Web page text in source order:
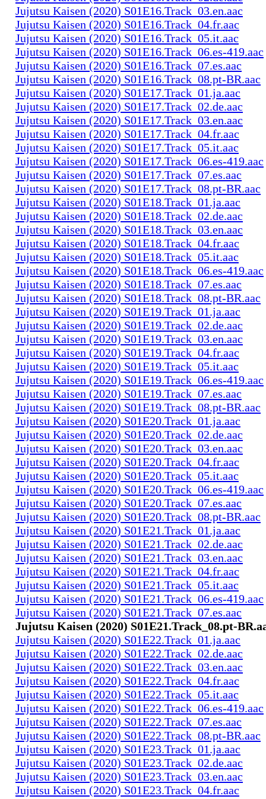
Jujutsu Kaisen (2020) S01E16.Track_03.en.aac
Jujutsu Kaisen (2020) S01E16.Track_04.fr.aac
Jujutsu Kaisen (2020) S01E16.Track_05.it.aac
Jujutsu Kaisen (2020) S01E16.Track_06.es-419.aac
Jujutsu Kaisen (2020) S01E16.Track_07.es.aac
Jujutsu Kaisen (2020) S01E16.Track_08.pt-BR.aac
Jujutsu Kaisen (2020) S01E17.Track_01.ja.aac
Jujutsu Kaisen (2020) S01E17.Track_02.de.aac
Jujutsu Kaisen (2020) S01E17.Track_03.en.aac
Jujutsu Kaisen (2020) S01E17.Track_04.fr.aac
Jujutsu Kaisen (2020) S01E17.Track_05.it.aac
Jujutsu Kaisen (2020) S01E17.Track_06.es-419.aac
Jujutsu Kaisen (2020) S01E17.Track_07.es.aac
Jujutsu Kaisen (2020) S01E17.Track_08.pt-BR.aac
Jujutsu Kaisen (2020) S01E18.Track_01.ja.aac
Jujutsu Kaisen (2020) S01E18.Track_02.de.aac
Jujutsu Kaisen (2020) S01E18.Track_03.en.aac
Jujutsu Kaisen (2020) S01E18.Track_04.fr.aac
Jujutsu Kaisen (2020) S01E18.Track_05.it.aac
Jujutsu Kaisen (2020) S01E18.Track_06.es-419.aac
Jujutsu Kaisen (2020) S01E18.Track_07.es.aac
Jujutsu Kaisen (2020) S01E18.Track_08.pt-BR.aac
Jujutsu Kaisen (2020) S01E19.Track_01.ja.aac
Jujutsu Kaisen (2020) S01E19.Track_02.de.aac
Jujutsu Kaisen (2020) S01E19.Track_03.en.aac
Jujutsu Kaisen (2020) S01E19.Track_04.fr.aac
Jujutsu Kaisen (2020) S01E19.Track_05.it.aac
Jujutsu Kaisen (2020) S01E19.Track_06.es-419.aac
Jujutsu Kaisen (2020) S01E19.Track_07.es.aac
Jujutsu Kaisen (2020) S01E19.Track_08.pt-BR.aac
Jujutsu Kaisen (2020) S01E20.Track_01.ja.aac
Jujutsu Kaisen (2020) S01E20.Track_02.de.aac
Jujutsu Kaisen (2020) S01E20.Track_03.en.aac
Jujutsu Kaisen (2020) S01E20.Track_04.fr.aac
Jujutsu Kaisen (2020) S01E20.Track_05.it.aac
Jujutsu Kaisen (2020) S01E20.Track_06.es-419.aac
Jujutsu Kaisen (2020) S01E20.Track_07.es.aac
Jujutsu Kaisen (2020) S01E20.Track_08.pt-BR.aac
Jujutsu Kaisen (2020) S01E21.Track_01.ja.aac
Jujutsu Kaisen (2020) S01E21.Track_02.de.aac
Jujutsu Kaisen (2020) S01E21.Track_03.en.aac
Jujutsu Kaisen (2020) S01E21.Track_04.fr.aac
Jujutsu Kaisen (2020) S01E21.Track_05.it.aac
Jujutsu Kaisen (2020) S01E21.Track_06.es-419.aac
Jujutsu Kaisen (2020) S01E21.Track_07.es.aac
Jujutsu Kaisen (2020) S01E21.Track_08.pt-
Jujutsu Kaisen (2020) S01E22.Track_01.ja.aac
Jujutsu Kaisen (2020) S01E22.Track_02.de.aac
Jujutsu Kaisen (2020) S01E22.Track_03.en.aac
Jujutsu Kaisen (2020) S01E22.Track_04.fr.aac
Jujutsu Kaisen (2020) S01E22.Track_05.it.aac
Jujutsu Kaisen (2020) S01E22.Track_06.es-419.aac
Jujutsu Kaisen (2020) S01E22.Track_07.es.aac
Jujutsu Kaisen (2020) S01E22.Track_08.pt-BR.aac
Jujutsu Kaisen (2020) S01E23.Track_01.ja.aac
Jujutsu Kaisen (2020) S01E23.Track_02.de.aac
Jujutsu Kaisen (2020) S01E23.Track_03.en.aac
Jujutsu Kaisen (2020) S01E23.Track_04.fr.aac